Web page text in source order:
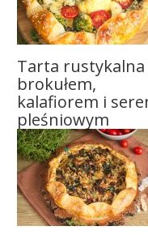
Tarta rustykalna
brokułem,
kalafiorem i
pleśniowym